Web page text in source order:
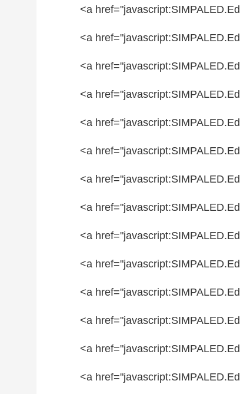
<a href=
<a href=
<a href=
<a href=
<a href=
<a href=
<a href=
<a href=
<a href=
<a href=
<a href=
<a href=
<a href=
<a href=